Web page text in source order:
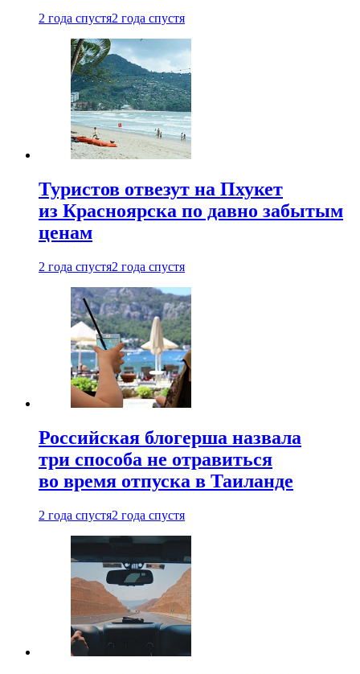
2 года спустя2 года спустя
Туристов отвезут на Пхукет
из Красноярска по давно забытым
ценам
2 года спустя2 года спустя
Российская блогерша назвала
три способа не отравиться
во время отпуска в Таиланде
2 года спустя2 года спустя